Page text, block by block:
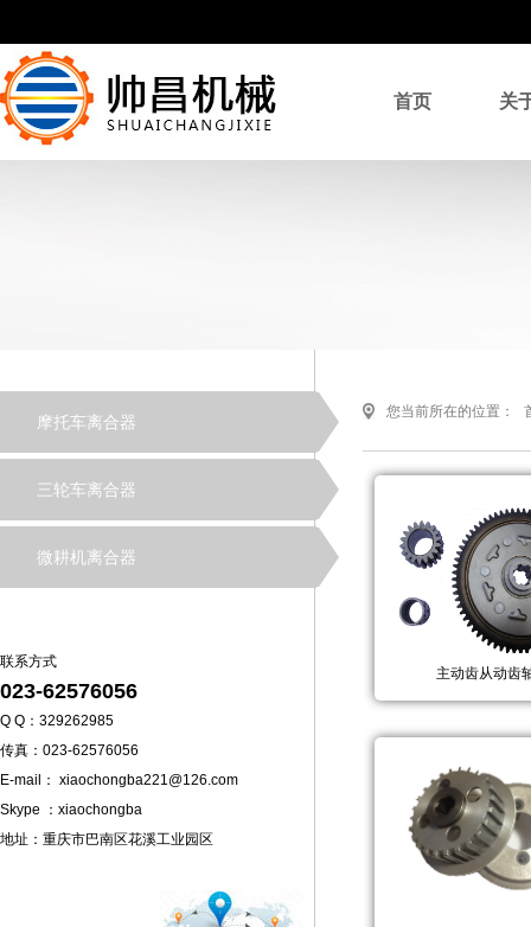
首页 关
摩托车离合器
三轮车离合器
微耕机离合器
联系方式
023-62576056
Q Q：329262985
传真：023-62576056
E-mail： xiaochongba221@126.com
Skype ：xiaochongba
地址：重庆市巴南区花溪工业园区
您当前所在的位置：
主动齿从动齿